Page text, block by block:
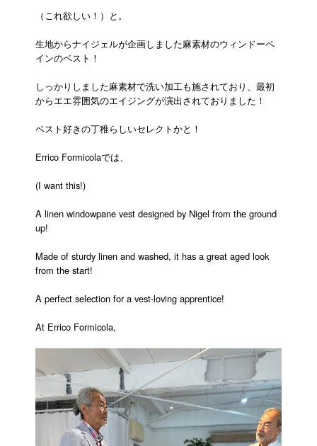
（これ欲しい！）と。
生地からナイジェルが企画しました麻素材のウィンドーペ
インのベスト！
しっかりしました麻素材で洗い加工も施されており、最初
からエエ雰囲気のエイジングが演出されておりました！
ベスト好きの丁稚らしいセレクトかと！
Errico Formicolaでは、
(I want this!)
A linen windowpane vest designed by Nigel from the ground
up!
Made of sturdy linen and washed, it has a great aged look
from the start!
A perfect selection for a vest-loving apprentice!
At Errico Formicola,